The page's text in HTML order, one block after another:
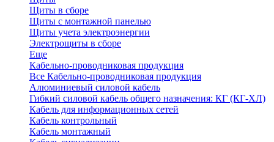
Щиты в сборе
Щиты с монтажной панелью
Щиты учета электроэнергии
Электрощиты в сборе
Еще
Кабельно-проводниковая продукция
Все Кабельно-проводниковая продукция
Алюминиевый силовой кабель
Гибкий силовой кабель общего назначения: КГ (КГ-ХЛ)
Кабель для информационных сетей
Кабель контрольный
Кабель монтажный